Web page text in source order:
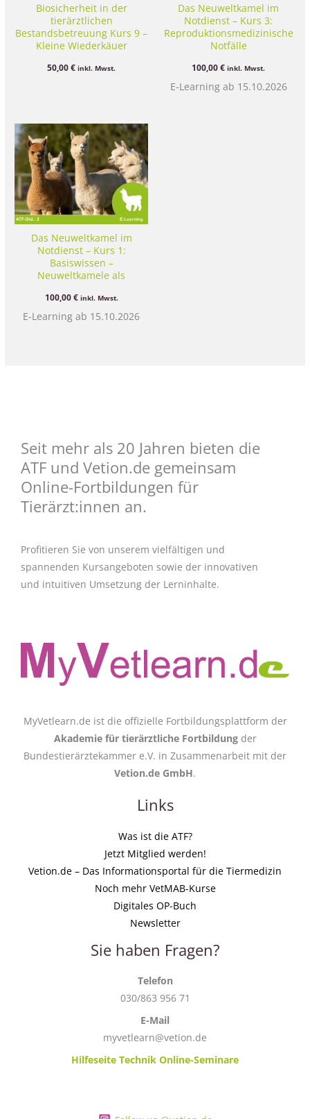
Biosicherheit in der
tierärztlichen
Bestandsbetreuung Kurs 9 –
Kleine Wiederkäuer
50,00€ inkl. Mwst.
Das Neuweltkamel im
Notdienst – Kurs 3:
Reproduktionsmedizinische
Notfälle
100,00€ inkl. Mwst.
E-Learning ab 15.10.2026
Das Neuweltkamel im
Notdienst – Kurs 1:
Basiswissen –
Neuweltkamele als
100,00€ inkl. Mwst.
E-Learning ab 15.10.2026
Seit mehr als 20 Jahren bieten die
ATF und Vetion.de gemeinsam
Online-Fortbildungen für
Tierärzt:innen an.
Profitieren Sie von unserem vielfältigen und
spannenden Kursangeboten sowie der innovativen
und intuitiven Umsetzung der Lerninhalte.
MyVetlearn.de ist die offizielle Fortbildungsplattform der
Akademie für tierärztliche Fortbildungder
Bundestierärztekammer e.V. in Zusammenarbeit mit der
Vetion.de GmbH.
Links
Was ist die ATF?
Jetzt Mitglied werden!
Vetion.de – Das Informationsportal für die Tiermedizin
Noch mehr VetMAB-Kurse
Digitales OP-Buch
Newsletter
Sie haben Fragen?
Telefon
030/863 956 71
E-Mail
myvetlearn@vetion.de
Hilfeseite Technik Online-Seminare